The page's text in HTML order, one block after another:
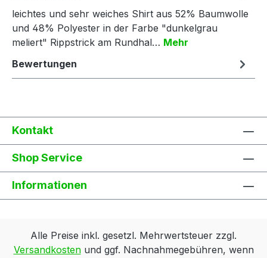
leichtes und sehr weiches Shirt aus 52% Baumwolle
und 48% Polyester in der Farbe "dunkelgrau
meliert" Rippstrick am Rundhal… Mehr
Bewertungen
Kontakt
Shop Service
Informationen
Alle Preise inkl. gesetzl. Mehrwertsteuer zzgl.
Versandkostenund ggf. Nachnahmegebühren, wenn